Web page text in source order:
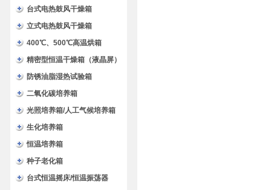
台式电热鼓风干燥箱
立式电热鼓风干燥箱
400℃、500℃高温烘箱
精密型恒温干燥箱（液晶屏）
防锈油脂湿热试验箱
二氧化碳培养箱
光照培养箱/人工气候培养箱
生化培养箱
恒温培养箱
种子老化箱
台式恒温摇床/恒温振荡器